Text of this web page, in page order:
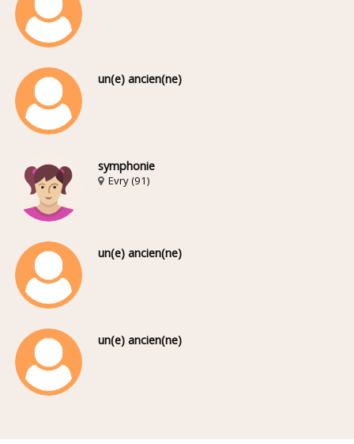
un(e) ancien(ne)
symphonie
Evry (91)
un(e) ancien(ne)
un(e) ancien(ne)